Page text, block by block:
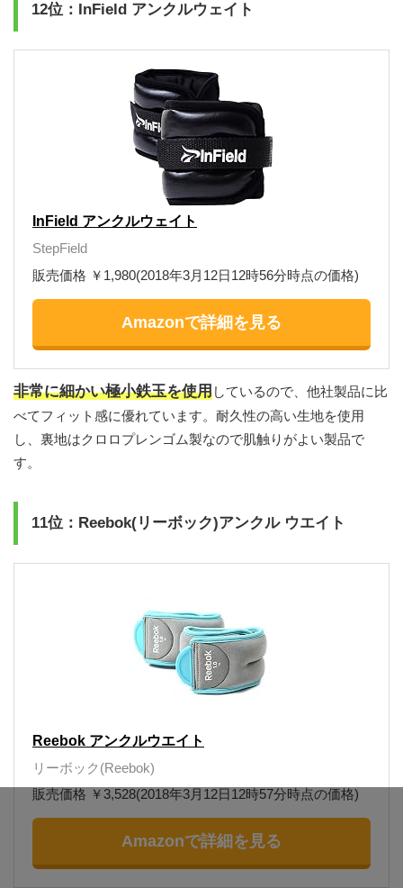
12位：InField アンクルウェイト
InField アンクルウェイト
StepField
販売価格 ￥1,980(2018年3月12日12時56分時点の価格)
Amazonで詳細を見る
非常に細かい極小鉄玉を使用しているので、他社製品に比
べてフィット感に優れています。耐久性の高い生地を使用
し、裏地はクロロプレンゴム製なので肌触りがよい製品で
す。
11位：Reebok(リーボック)アンクル ウエイト
Reebok アンクルウエイト
リーボック(Reebok)
販売価格 ￥3,528(2018年3月12日12時57分時点の価格)
Amazonで詳細を見る